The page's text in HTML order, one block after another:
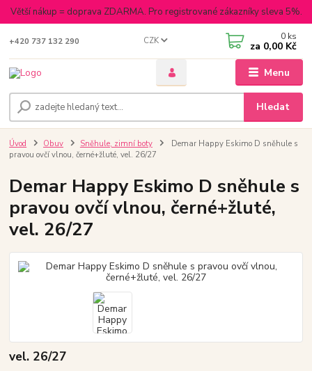
Větší nákup = doprava ZDARMA. Pro registrované zákazníky sleva 5%.
Menu
CZK
Hledat
+420 737 132 290 0 ks
za 0,00 Kč
Úvod Obuv Sněhule, zimní boty
Demar Happy Eskimo D sněhule s
pravou ovčí vlnou, černé+žluté, vel. 26/27
Demar Happy Eskimo D sněhule s
pravou ovčí vlnou, černé+žluté,
vel. 26/27
vel. 26/27